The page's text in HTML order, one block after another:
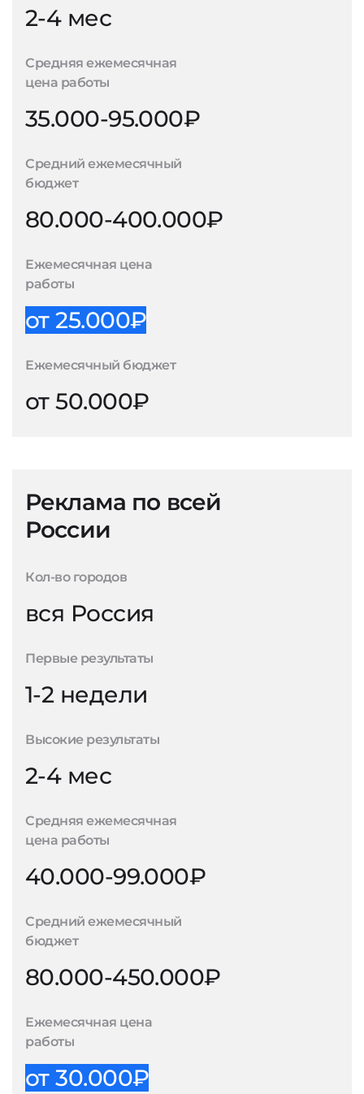
2-4 мес
Средняя ежемесячная
цена работы
35.000-95.000₽
Средний ежемесячный
бюджет
80.000-400.000₽
Ежемесячная цена
работы
от 25.000₽
Ежемесячный бюджет
от 50.000₽
Реклама по всей
России
Кол-во городов
вся Россия
Первые результаты
1-2 недели
Высокие результаты
2-4 мес
Средняя ежемесячная
цена работы
40.000-99.000₽
Средний ежемесячный
бюджет
80.000-450.000₽
Ежемесячная цена
работы
от 30.000₽